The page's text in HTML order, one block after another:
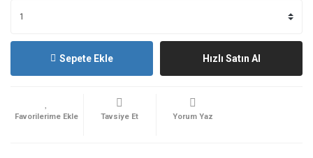
Sepete Ekle Hızlı Satın Al
Tavsiye Et Yorum Yaz